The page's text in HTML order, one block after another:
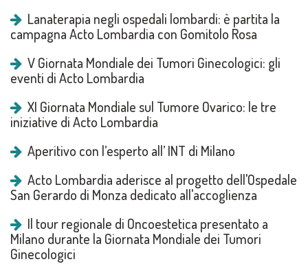
Lanaterapia negli ospedali lombardi: è partita la
campagna Acto Lombardia con Gomitolo Rosa
V Giornata Mondiale dei Tumori Ginecologici: gli
eventi di Acto Lombardia
XI Giornata Mondiale sul Tumore Ovarico: le tre
iniziative di Acto Lombardia
Aperitivo con l’esperto all’ INT di Milano
Acto Lombardia aderisce al progetto dell'Ospedale
San Gerardo di Monza dedicato all'accoglienza
Il tour regionale di Oncoestetica presentato a
Milano durante la Giornata Mondiale dei Tumori
Ginecologici